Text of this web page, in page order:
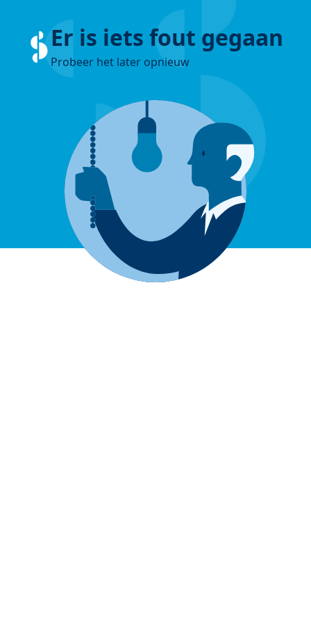
Er is iets fout gegaan
Probeer het later opnieuw